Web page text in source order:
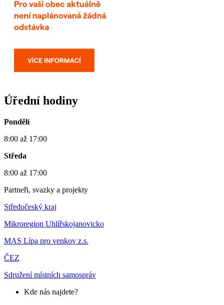
Úřední hodiny
Pondělí
8:00 až 17:00
Středa
8:00 až 17:00
Partneři, svazky a projekty
Středočeský kraj
Mikroregion Uhlířskojanovicko
MAS Lípa pro venkov z.s.
ČEZ
Sdružení místních samospráv
Kde nás najdete?